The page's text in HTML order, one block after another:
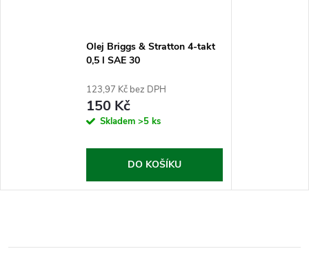
Olej Briggs & Stratton 4-takt
0,5 l SAE 30
123,97 Kč bez DPH
150 Kč
Skladem >5 ks
DO KOŠÍKU